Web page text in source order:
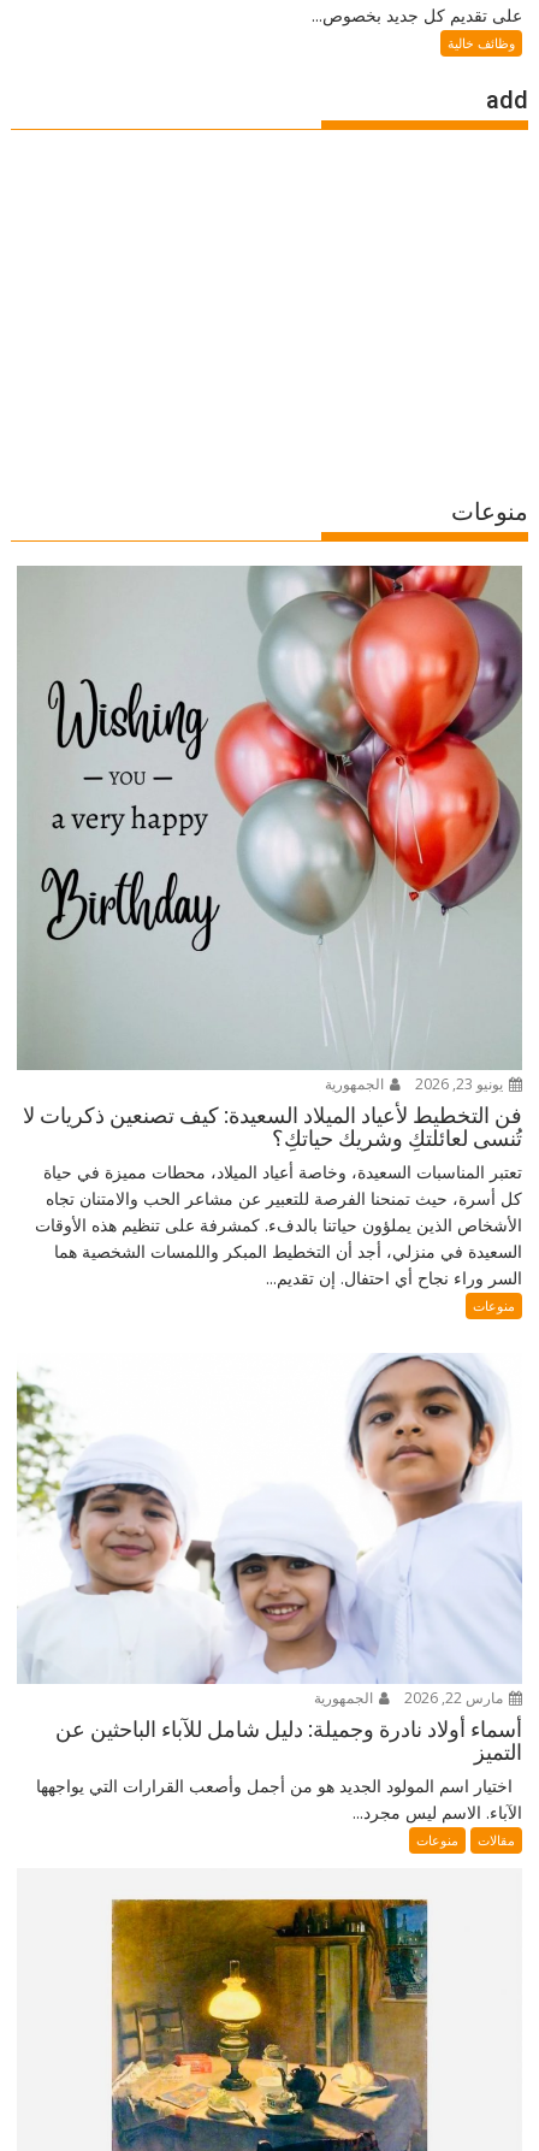
على تقديم كل جديد بخصوص...
وظائف خالية
add
منوعات
يونيو 23, 2026 الجمهورية
فن التخطيط لأعياد الميلاد السعيدة: كيف تصنعين ذكريات لا
تُنسى لعائلتكِ وشريك حياتكِ؟
تعتبر المناسبات السعيدة، وخاصة أعياد الميلاد، محطات مميزة في حياة
كل أسرة، حيث تمنحنا الفرصة للتعبير عن مشاعر الحب والامتنان تجاه
الأشخاص الذين يملؤون حياتنا بالدفء. كمشرفة على تنظيم هذه الأوقات
السعيدة في منزلي، أجد أن التخطيط المبكر واللمسات الشخصية هما
السر وراء نجاح أي احتفال. إن تقديم...
منوعات
مارس 22, 2026 الجمهورية
أسماء أولاد نادرة وجميلة: دليل شامل للآباء الباحثين عن
التميز
اختيار اسم المولود الجديد هو من أجمل وأصعب القرارات التي يواجهها
الآباء. الاسم ليس مجرد...
مقالات منوعات